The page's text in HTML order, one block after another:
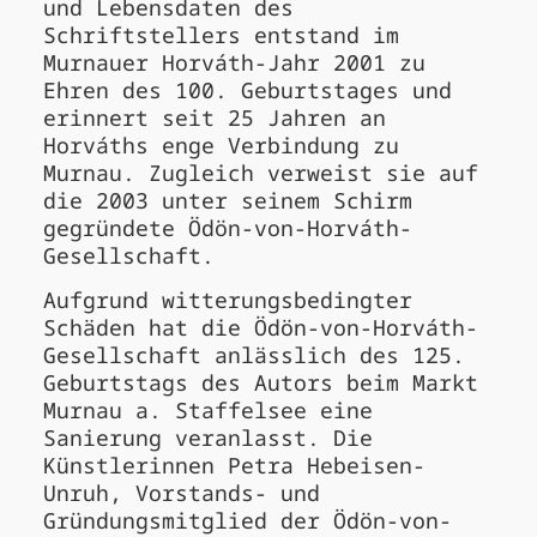
und Lebensdaten des
Schriftstellers entstand im
Murnauer Horváth-Jahr 2001 zu
Ehren des 100. Geburtstages und
erinnert seit 25 Jahren an
Horváths enge Verbindung zu
Murnau. Zugleich verweist sie auf
die 2003 unter seinem Schirm
gegründete Ödön-von-Horváth-
Gesellschaft.
Aufgrund witterungsbedingter
Schäden hat die Ödön-von-Horváth-
Gesellschaft anlässlich des 125.
Geburtstags des Autors beim Markt
Murnau a. Staffelsee eine
Sanierung veranlasst. Die
Künstlerinnen Petra Hebeisen-
Unruh, Vorstands- und
Gründungsmitglied der Ödön-von-